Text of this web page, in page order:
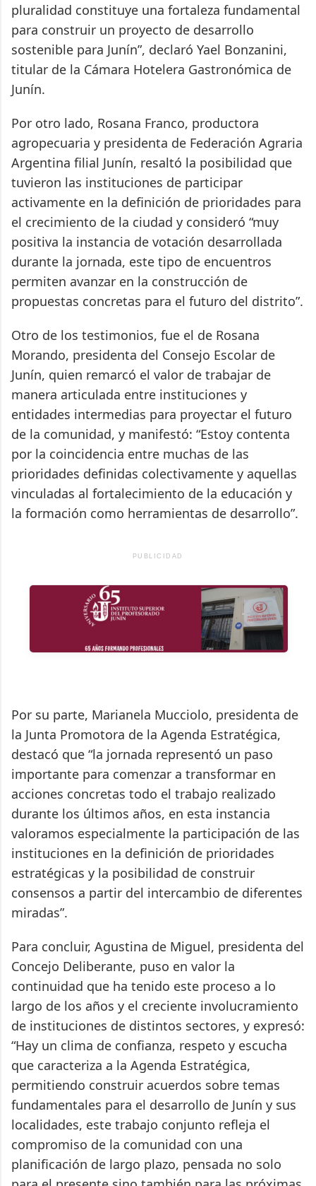
pluralidad constituye una fortaleza fundamental
para construir un proyecto de desarrollo
sostenible para Junín”, declaró Yael Bonzanini,
titular de la Cámara Hotelera Gastronómica de
Junín.
Por otro lado, Rosana Franco, productora
agropecuaria y presidenta de Federación Agraria
Argentina filial Junín, resaltó la posibilidad que
tuvieron las instituciones de participar
activamente en la definición de prioridades para
el crecimiento de la ciudad y consideró “muy
positiva la instancia de votación desarrollada
durante la jornada, este tipo de encuentros
permiten avanzar en la construcción de
propuestas concretas para el futuro del distrito”.
Otro de los testimonios, fue el de Rosana
Morando, presidenta del Consejo Escolar de
Junín, quien remarcó el valor de trabajar de
manera articulada entre instituciones y
entidades intermedias para proyectar el futuro
de la comunidad, y manifestó: “Estoy contenta
por la coincidencia entre muchas de las
prioridades definidas colectivamente y aquellas
vinculadas al fortalecimiento de la educación y
la formación como herramientas de desarrollo”.
PUBLICIDAD
Por su parte, Marianela Mucciolo, presidenta de
la Junta Promotora de la Agenda Estratégica,
destacó que “la jornada representó un paso
importante para comenzar a transformar en
acciones concretas todo el trabajo realizado
durante los últimos años, en esta instancia
valoramos especialmente la participación de las
instituciones en la definición de prioridades
estratégicas y la posibilidad de construir
consensos a partir del intercambio de diferentes
miradas”.
Para concluir, Agustina de Miguel, presidenta del
Concejo Deliberante, puso en valor la
continuidad que ha tenido este proceso a lo
largo de los años y el creciente involucramiento
de instituciones de distintos sectores, y expresó:
“Hay un clima de confianza, respeto y escucha
que caracteriza a la Agenda Estratégica,
permitiendo construir acuerdos sobre temas
fundamentales para el desarrollo de Junín y sus
localidades, este trabajo conjunto refleja el
compromiso de la comunidad con una
planificación de largo plazo, pensada no solo